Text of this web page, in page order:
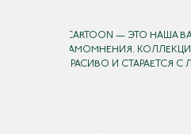
ГЛОБАЛЬНО CARTOON — ЭТО НАША
РАЗДУТОГО САМОМНЕНИЯ.
КТО ЛЮБИТ КРАСИВО И СТАРАЕТСЯ